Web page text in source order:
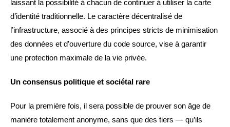
laissant la possibilité à chacun de continuer à utiliser la carte
d’identité traditionnelle. Le caractère décentralisé de
l’infrastructure, associé à des principes stricts de minimisation
des données et d’ouverture du code source, vise à garantir
une protection maximale de la vie privée.
Un consensus politique et sociétal rare
Pour la première fois, il sera possible de prouver son âge de
manière totalement anonyme, sans que des tiers — qu’ils